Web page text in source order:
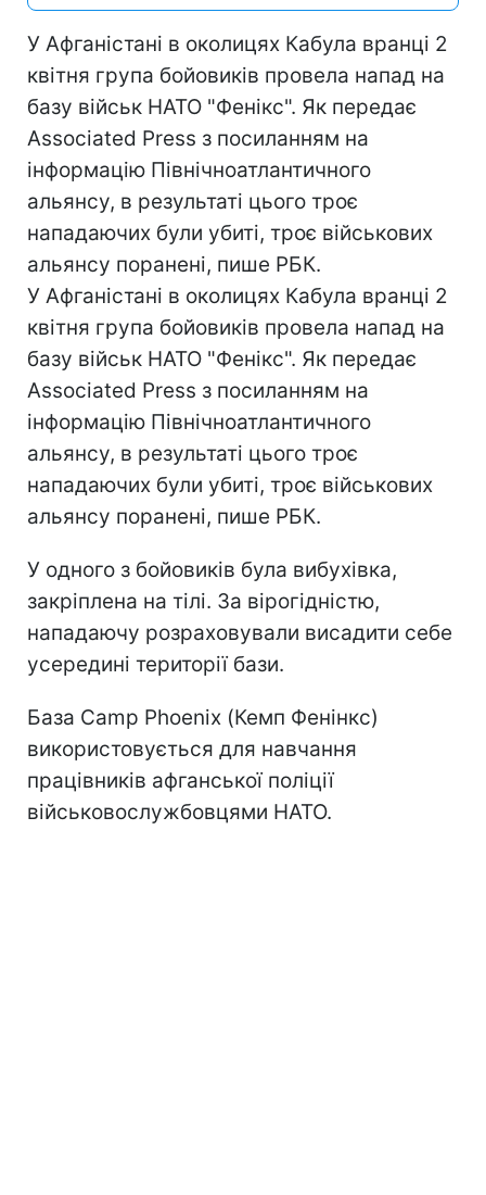
У Афганістані в околицях Кабула вранці 2
квітня група бойовиків провела напад на
базу військ НАТО "Фенікс". Як передає
Associated Press з посиланням на
інформацію Північноатлантичного
альянсу, в результаті цього троє
нападаючих були убиті, троє військових
альянсу поранені, пише РБК.
У Афганістані в околицях Кабула вранці 2
квітня група бойовиків провела напад на
базу військ НАТО "Фенікс". Як передає
Associated Press з посиланням на
інформацію Північноатлантичного
альянсу, в результаті цього троє
нападаючих були убиті, троє військових
альянсу поранені, пише РБК.
У одного з бойовиків була вибухівка,
закріплена на тілі. За вірогідністю,
нападаючу розраховували висадити себе
усередині території бази.
База Camp Phoenix (Кемп Фенінкс)
використовується для навчання
працівників афганської поліції
військовослужбовцями НАТО.